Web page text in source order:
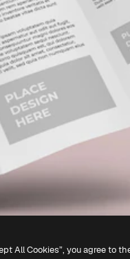
All Cookies”, you agree to